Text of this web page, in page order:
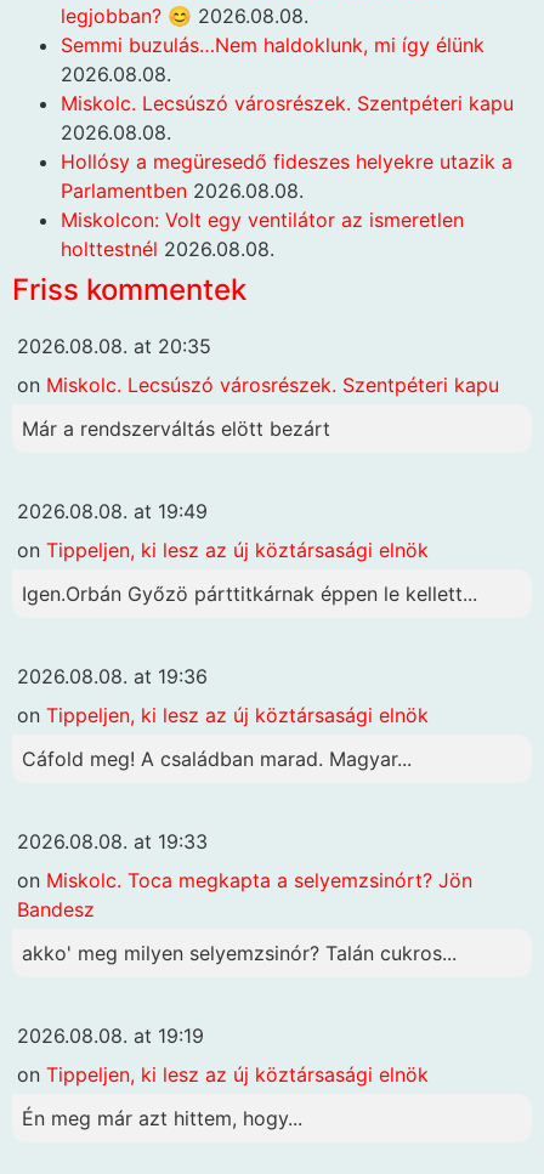
legjobban? 😊 2026.08.08.
Semmi buzulás…Nem haldoklunk, mi így élünk
2026.08.08.
Miskolc. Lecsúszó városrészek. Szentpéteri kapu
2026.08.08.
Hollósy a megüresedő fideszes helyekre utazik a
Parlamentben 2026.08.08.
Miskolcon: Volt egy ventilátor az ismeretlen
holttestnél 2026.08.08.
Friss kommentek
2026.08.08. at 20:35
on Miskolc. Lecsúszó városrészek. Szentpéteri kapu
Már a rendszerváltás elött bezárt
2026.08.08. at 19:49
on Tippeljen, ki lesz az új köztársasági elnök
Igen.Orbán Győzö párttitkárnak éppen le kellett...
2026.08.08. at 19:36
on Tippeljen, ki lesz az új köztársasági elnök
Cáfold meg! A családban marad. Magyar...
2026.08.08. at 19:33
on Miskolc. Toca megkapta a selyemzsinórt? Jön
Bandesz
akko' meg milyen selyemzsinór? Talán cukros...
2026.08.08. at 19:19
on Tippeljen, ki lesz az új köztársasági elnök
Én meg már azt hittem, hogy...